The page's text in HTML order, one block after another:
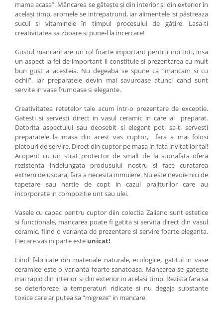
mama acasa”. Mâncarea se gătește și din interior și din exterior în
același timp, aromele se intrepatrund, iar alimentele isi păstreaza
sucul si vitaminele în timpul procesului de gătire. Lasa-ti
creativitatea sa zboare si pune-l la incercare!
Gustul mancarii are un rol foarte important pentru noi toti, insa
un aspect la fel de important il constituie si prezentarea cu mult
bun gust a acesteia. Nu degeaba se spune ca “mancam si cu
ochii”, iar preparatele devin mai savuroase atunci cand sunt
servite in vase frumoase si elegante.
Creativitatea retetelor tale acum intr-o prezentare de exceptie.
Gatesti si servesti direct in vasul ceramic in care ai preparat.
Datorita aspectului sau deosebit si elegant poti sa-ti servesti
preparatele la masa din acest vas cuptor, fara a mai folosi
platouri de servire. Direct din cuptor pe masa in fata invitatilor tai!
Acoperit cu un strat protector de smalt de la suprafata ofera
rezistenta indelungata produsului nostru si face curatarea
extrem de usoara, fara a necesita inmuiere. Nu este nevoie nici de
tapetare sau hartie de copt in cazul prajiturilor care au
incorporate in compozitie unt sau ulei.
Vasele cu capac pentru cuptor diin colectia Zaliano sunt estetice
si functionale, mancarea poate fi gatita si servita direct din vasul
ceramic, fiind o varianta de prezentare si servire foarte eleganta.
Fiecare vas in parte este unicat!
Fiind fabricate din materiale naturale, ecologice, gatitul in vase
ceramice este o varianta foarte sanatoasa. Mancarea se gateste
mai rapid din interior si din exterior in acelasi timp. Rezista fara sa
se deterioreze la temperaturi ridicate si nu degaja substante
toxice care ar putea sa “migreze” in mancare.